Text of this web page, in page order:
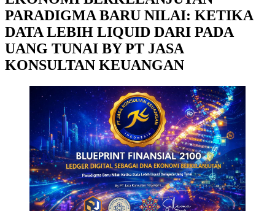
PARADIGMA BARU NILAI: KETIKA
DATA LEBIH LIQUID DARI PADA
UANG TUNAI BY PT JASA
KONSULTAN KEUANGAN